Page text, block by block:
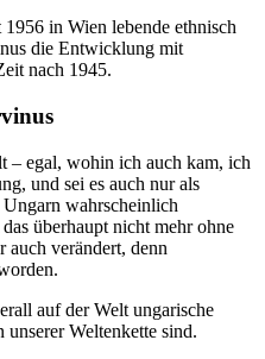
in Wien lebende ethnisch
die Entwicklung mit
nach 1945.
– egal, wohin ich auch kam, ich
und sei es auch nur als
wahrscheinlich
überhaupt nicht mehr ohne
auch verändert, denn
auf der Welt ungarische
Weltenkette sind.